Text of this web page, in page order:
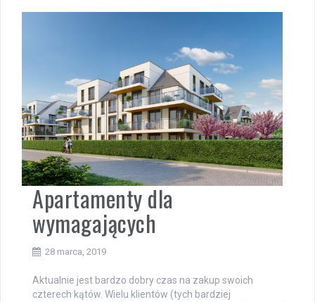
Apartamenty dla
wymagających
28 marca, 2019
Aktualnie jest bardzo dobry czas na zakup swoich
czterech kątów. Wielu klientów (tych bardziej